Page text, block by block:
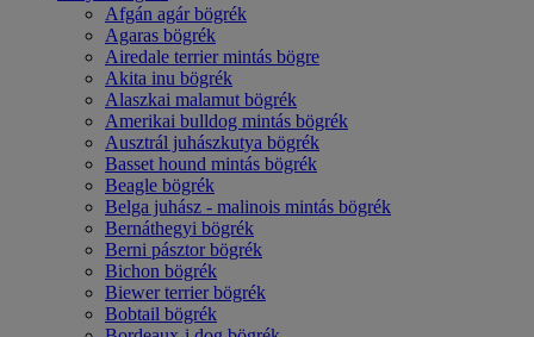
Afgán agár bögrék
Agaras bögrék
Airedale terrier mintás bögre
Akita inu bögrék
Alaszkai malamut bögrék
Amerikai bulldog mintás bögrék
Ausztrál juhászkutya bögrék
Basset hound mintás bögrék
Beagle bögrék
Belga juhász - malinois mintás bögrék
Bernáthegyi bögrék
Berni pásztor bögrék
Bichon bögrék
Biewer terrier bögrék
Bobtail bögrék